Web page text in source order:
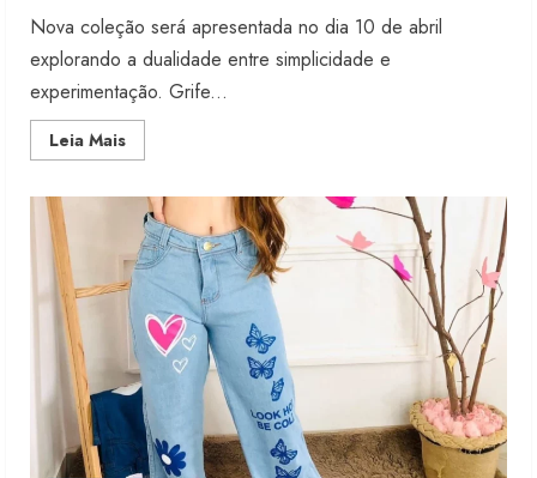
Nova coleção será apresentada no dia 10 de abril
explorando a dualidade entre simplicidade e
experimentação. Grife...
Leia MaisRead
more
leva
denim
da
Vicunha
ao
desfile
no
SPFW59